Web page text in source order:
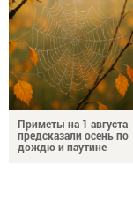
Приметы на 1 августа
предсказали осень по
дождю и паутине